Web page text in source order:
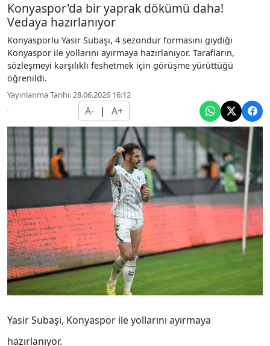
Konyaspor'da bir yaprak dökümü daha!
Vedaya hazırlanıyor
Konyasporlu Yasir Subaşı, 4 sezondur formasını giydiği
Konyaspor ile yollarını ayırmaya hazırlanıyor. Tarafların,
sözleşmeyi karşılıklı feshetmek için görüşme yürüttüğü
öğrenildi.
Yayınlanma Tarihi: 28.06.2026 16:12
A- | A+
Yasir Subaşı, Konyaspor ile yollarını ayırmaya
hazırlanıyor.